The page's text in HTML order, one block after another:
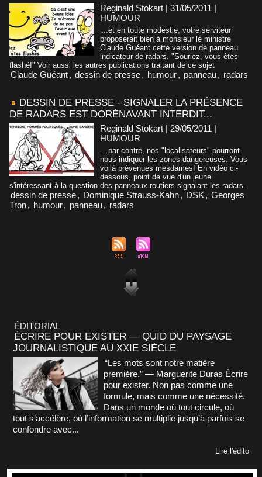
Reginald Stokart | 31/05/2011 |
HUMOUR
...et en toute modestie, votre serviteur
proposerait bien à monsieur le ministre
Claude Guéant cette version de panneau
indicateur de radars. "Souriez, vous êtes
flashé!" Voir aussi les autres publications traitant de ce sujet
Claude Guéant, dessin de presse, humour, panneau, radars
DESSIN DE PRESSE - SIGNALER LA PRÉSENCE
DE RADARS EST DORÉNAVANT INTERDIT...
Reginald Stokart | 29/05/2011 |
HUMOUR
...par contre, nos "localisateurs" pourront
nous indiquer les zones dangereuses. Vous
voilà prévenues mesdames! En vidéo ci-
dessous, point de vue d'un jeune
s'intéressant à la question des panneaux routiers signalant les radars.
dessin de presse, Dominique Strauss-Kahn, DSK , Georges
Tron, humour, panneau, radars
ÉDITORIAL
ÉCRIRE POUR EXISTER — QUID DU PAYSAGE
JOURNALISTIQUE AU XXIE SIÈCLE
“Les mots sont notre matière
première.” — Marguerite Duras Écrire
pour exister. Non pas comme une
formule, mais comme une nécessité.
Dans un monde où tout circule, où
tout s’accélère, où l’information se multiplie jusqu’à parfois se
confondre avec...
Lire l'édito